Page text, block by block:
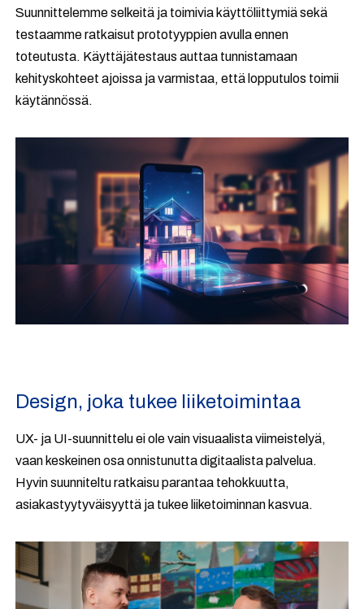
Suunnittelemme selkeitä ja toimivia käyttöliittymiä sekä
testaamme ratkaisut prototyyppien avulla ennen
toteutusta. Käyttäjätestaus auttaa tunnistamaan
kehityskohteet ajoissa ja varmistaa, että lopputulos toimii
käytännössä.
Design, joka tukee liiketoimintaa
UX- ja UI-suunnittelu ei ole vain visuaalista viimeistelyä,
vaan keskeinen osa onnistunutta digitaalista palvelua.
Hyvin suunniteltu ratkaisu parantaa tehokkuutta,
asiakastyytyväisyyttä ja tukee liiketoiminnan kasvua.